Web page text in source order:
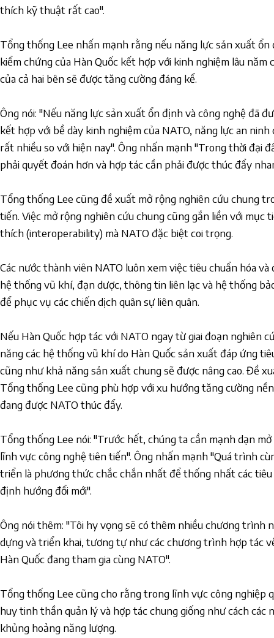
thích kỹ thuật rất cao".
Tổng thống Lee nhấn mạnh rằng nếu năng lực sản xuất ổn
kiểm chứng của Hàn Quốc kết hợp với kinh nghiệm lâu năm
của cả hai bên sẽ được tăng cường đáng kể.
Ông nói: "Nếu năng lực sản xuất ổn định và công nghệ đã
kết hợp với bề dày kinh nghiệm của NATO, năng lực an
rất nhiều so với hiện nay". Ông nhấn mạnh "Trong thời đại
phải quyết đoán hơn và hợp tác cần phải được thúc đẩy
Tổng thống Lee cũng đề xuất mở rộng nghiên cứu chung
tiến. Việc mở rộng nghiên cứu chung cũng gắn liền với mục
thích (interoperability) mà NATO đặc biệt coi trọng.
Các nước thành viên NATO luôn xem việc tiêu chuẩn hóa
hệ thống vũ khí, đạn dược, thông tin liên lạc và hệ thống
để phục vụ các chiến dịch quân sự liên quân.
Nếu Hàn Quốc hợp tác với NATO ngay từ giai đoạn nghiên
năng các hệ thống vũ khí do Hàn Quốc sản xuất đáp ứng
cũng như khả năng sản xuất chung sẽ được nâng cao. Đề
Tổng thống Lee cũng phù hợp với xu hướng tăng cường
đang được NATO thúc đẩy.
Tổng thống Lee nói: "Trước hết, chúng ta cần mạnh dạn
lĩnh vực công nghệ tiên tiến". Ông nhấn mạnh "Quá trình
triển là phương thức chắc chắn nhất để thống nhất các tiêu
định hướng đổi mới".
Ông nói thêm: "Tôi hy vọng sẽ có thêm nhiều chương trình
dựng và triển khai, tương tự như các chương trình hợp tác
Hàn Quốc đang tham gia cùng NATO".
Tổng thống Lee cũng cho rằng trong lĩnh vực công nghiệp
huy tinh thần quản lý và hợp tác chung giống như cách các
khủng hoảng năng lượng.